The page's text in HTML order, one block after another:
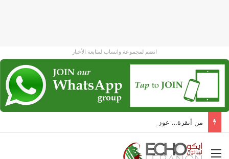
انضم لمجموعة واتساب لمتابعة الأخبار
من أنقرة… عون و أردوغان يرسمان ل لبنان مرحلة جديدة!
القائمة